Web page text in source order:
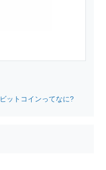
ビットコインってなに?